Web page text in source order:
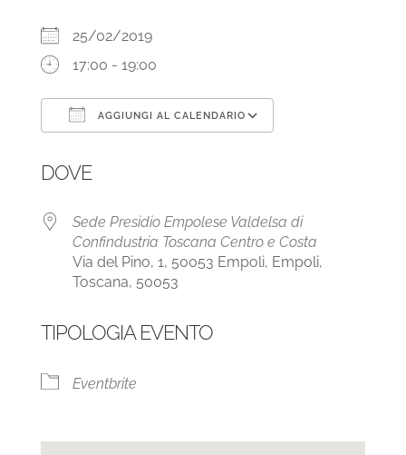
25/02/2019
17:00 - 19:00
AGGIUNGI AL CALENDARIO
DOVE
Sede Presidio Empolese Valdelsa di
Confindustria Toscana Centro e Costa
Via del Pino, 1, 50053 Empoli, Empoli,
Toscana, 50053
TIPOLOGIA EVENTO
Eventbrite